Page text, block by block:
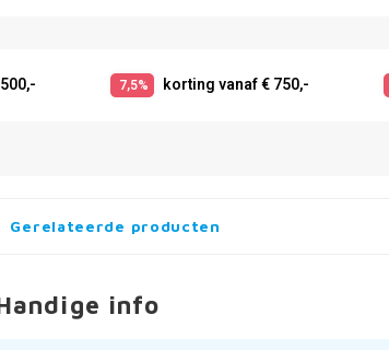
7,5% korting vanaf € 750,-
Gerelateerde producten
info